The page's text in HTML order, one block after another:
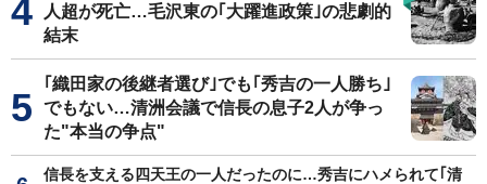
人超が死亡…毛沢東の｢大躍進政策｣の悲劇的
結末
｢織田家の後継者選び｣でも｢秀吉の一人勝ち｣
でもない…清洲会議で信長の息子2人が争っ
た"本当の争点"
信長を支える四天王の一人だったのに…秀吉にハメられて｢清